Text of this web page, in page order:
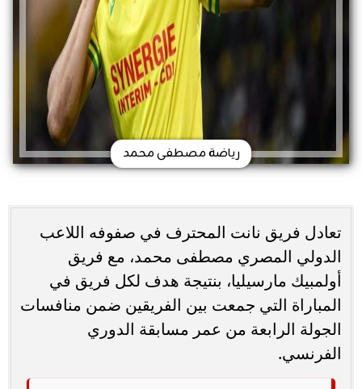
رياضة مصطفى محمد
تعادل فريق نانت المحترف في صفوفه اللاعب
الدولي المصري مصطفى محمد، مع فريق
أولمبيك مارسيليا، بنتيجة هدف لكل فريق في
المباراة التي جمعت بين الفريقين ضمن منافسات
الجولة الرابعة من عمر مسابقة الدوري
الفرنسي.